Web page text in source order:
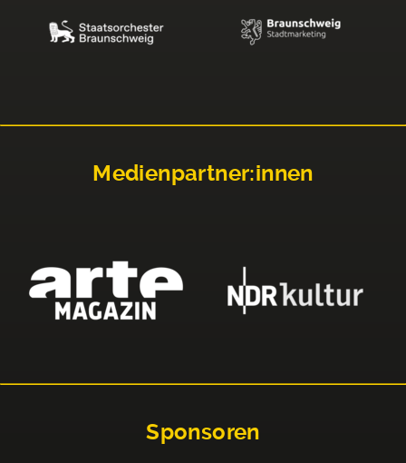
Medienpartner:innen
Sponsoren